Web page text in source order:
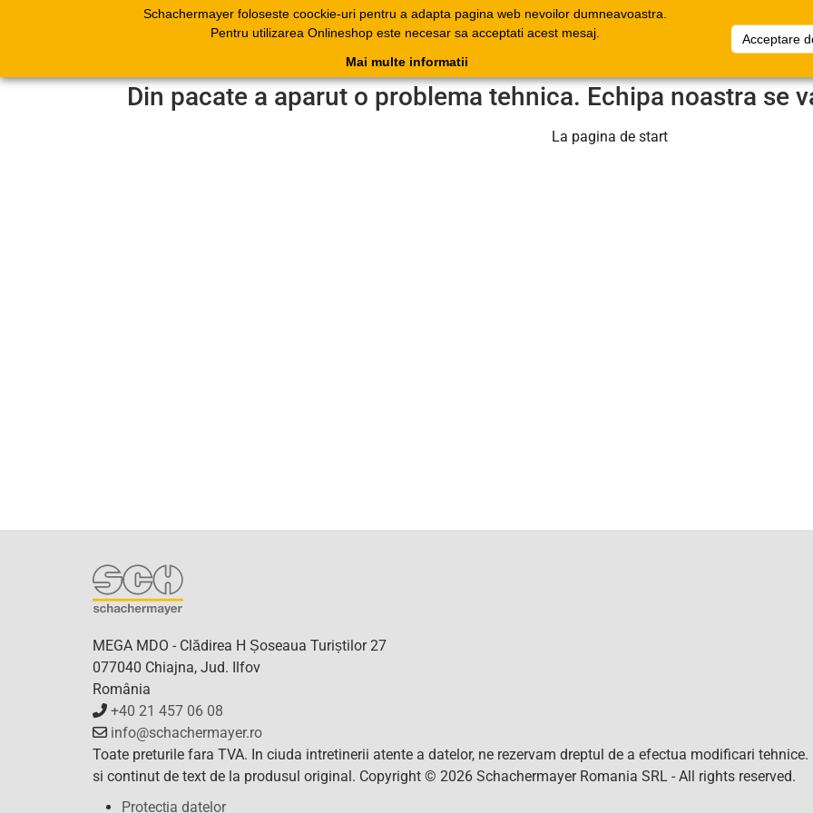
Schachermayer foloseste coockie-uri pentru a adapta pagina web nevoilor dumneavoastra.
Pentru utilizarea Onlineshop este necesar sa acceptati acest mesaj.
Acceptare
Mai multe informatii
Produse
Cataloage
electronice
Documente
comerciale
Companie
Din pacate a aparut o problema tehnica. Echipa noastra se
La pagina de start
MEGA MDO - Clădirea H Șoseaua Turiștilor 27
077040 Chiajna, Jud. Ilfov
România
+40 21 457 06 08
info@schachermayer.ro
Toate preturile fara TVA. In ciuda intretinerii atente a datelor, ne rezervam dreptul de a efectua modificari
si continut de text de la produsul original. Copyright © 2026 Schachermayer Romania SRL - All rights reserved.
Protecția datelor